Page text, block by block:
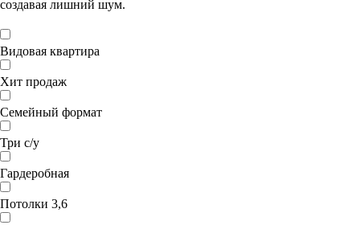
создавая лишний шум.
Видовая квартира
Хит продаж
Семейный формат
Три с/у
Гардеробная
Потолки 3,6